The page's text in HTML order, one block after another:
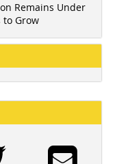
Remains Under
to Grow